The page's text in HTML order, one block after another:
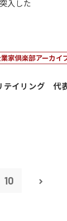
入した
家倶楽部アーカイ
テイリング 代
10